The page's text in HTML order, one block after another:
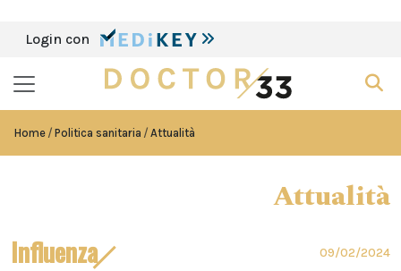
Login con
Home Politica sanitaria Attualità
Attualità
Influenza 09/02/2024